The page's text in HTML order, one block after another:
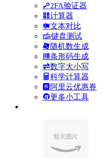
2FA验证器
计算器
文本对比
键盘测试
随机数生成
条形码生成
数字大小写
科学计算器
阿里云优惠券
更多小工具